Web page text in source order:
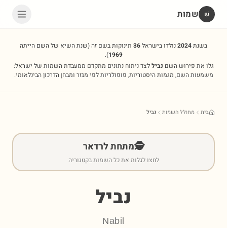
שׁ שמות
בשנת2024נולדו בישראל36 תינוקות בשם זה(שנת השיא של השם הייתה
1969
).
גלו את פירוש השם נביללצד ניתוח נתונים מתקדם ממעבדת השמות של ישראל:
משמעות השם, מגמות היסטוריות, פופולריות לפי מגזר ומבחן הדרכון הבינלאומי.
בית מחולל השמות נביל
🕵️מתחת לרדאר
לחצו לגלות את כל השמות בקטגוריה
נביל
Nabil